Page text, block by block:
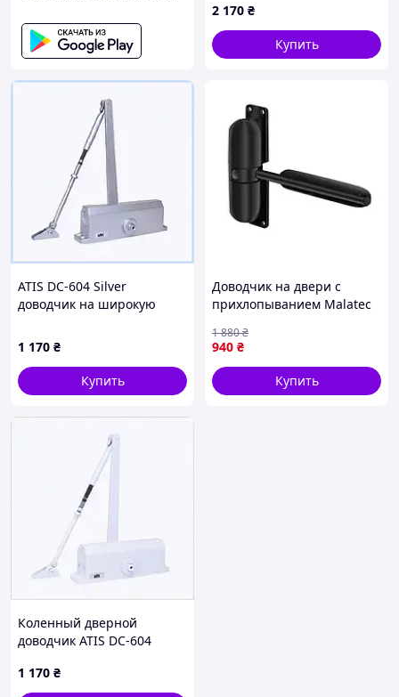
2 170 ₴
Купить
ATIS DC-604 Silver
доводчик на широкую
1 170 ₴
Купить
Доводчик на двери с
прихлопыванием Malatec
дверной верхний,
Механический доводчик
металлопластиковой
двери, RYH
940 ₴
1 880₴
Купить
Коленный дверной
доводчик ATIS DC-604
1 170 ₴